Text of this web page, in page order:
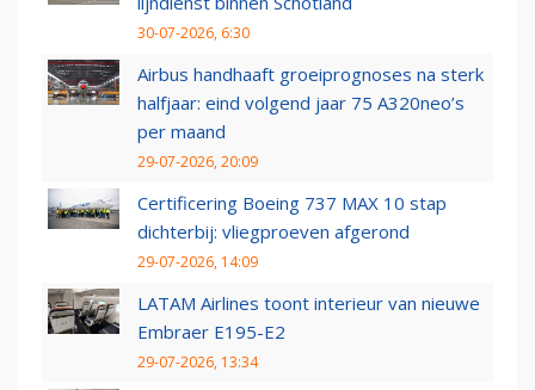
30-07-2026, 6:30
Airbus handhaaft groeiprognoses na sterk
halfjaar: eind volgend jaar 75 A320neo’s
per maand
29-07-2026, 20:09
Certificering Boeing 737 MAX 10 stap
dichterbij: vliegproeven afgerond
29-07-2026, 14:09
LATAM Airlines toont interieur van nieuwe
Embraer E195-E2
29-07-2026, 13:34